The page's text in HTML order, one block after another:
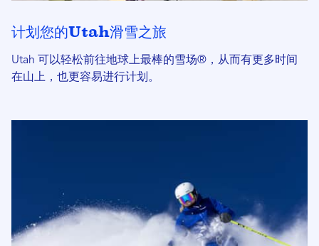
计划您的Utah滑雪之旅
Utah 可以轻松前往地球上最棒的雪场®，从而有更多时间
在山上，也更容易进行计划。